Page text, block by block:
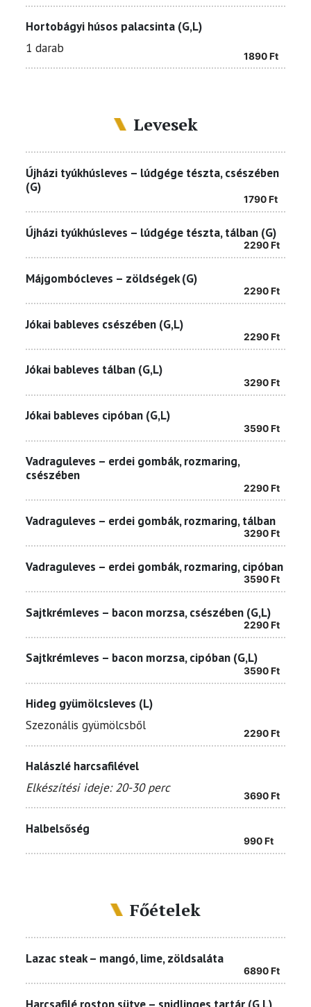
Hortobágyi húsos palacsinta (G,L)
1 darab
1890Ft
Levesek
Újházi tyúkhúsleves – lúdgége tészta, csészében
(G)
1790Ft
Újházi tyúkhúsleves – lúdgége tészta, tálban (G)
2290Ft
Májgombócleves – zöldségek (G)
2290Ft
Jókai bableves csészében (G,L)
2290Ft
Jókai bableves tálban (G,L)
3290Ft
Jókai bableves cipóban (G,L)
3590Ft
Vadraguleves – erdei gombák, rozmaring,
csészében
2290Ft
Vadraguleves – erdei gombák, rozmaring, tálban
3290Ft
Vadraguleves – erdei gombák, rozmaring, cipóban
3590Ft
Sajtkrémleves – bacon morzsa, csészében (G,L)
2290Ft
Sajtkrémleves – bacon morzsa, cipóban (G,L)
3590Ft
Hideg gyümölcsleves (L)
Szezonális gyümölcsből
2290Ft
Halászlé harcsafilével
Elkészítési ideje: 20-30 perc
3690Ft
Halbelsőség
990Ft
Főételek
Lazac steak – mangó, lime, zöldsaláta
6890Ft